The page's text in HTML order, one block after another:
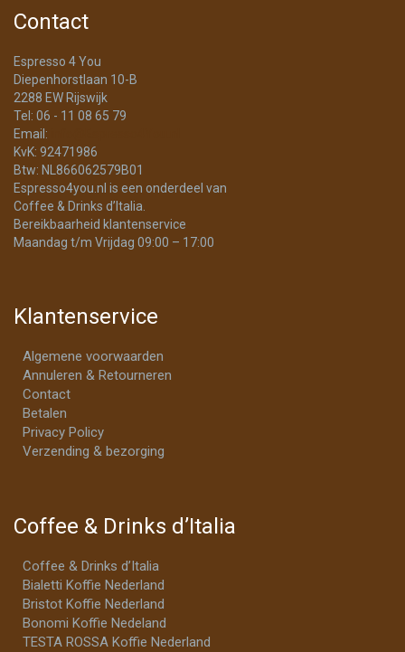
Contact
Espresso 4 You
Diepenhorstlaan 10-B
2288 EW Rijswijk
Tel: 06 - 11 08 65 79
Email:
KvK: 92471986
Btw: NL866062579B01
Espresso4you.nl is een onderdeel van
Coffee & Drinks d’Italia.
Bereikbaarheid klantenservice
Maandag t/m Vrijdag 09:00 – 17:00
Klantenservice
Algemene voorwaarden
Annuleren & Retourneren
Contact
Betalen
Privacy Policy
Verzending & bezorging
Coffee & Drinks d’Italia
Coffee & Drinks d’Italia
Bialetti Koffie Nederland
Bristot Koffie Nederland
Bonomi Koffie Nedeland
TESTA ROSSA Koffie Nederland